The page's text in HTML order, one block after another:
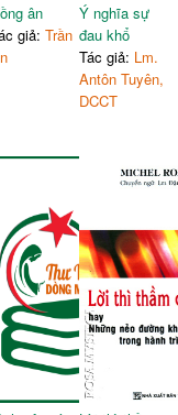
ân
giả: Trần
Ý nghĩa sự
đau khổ
Tác giả: Lm.
Antôn Tuyên,
DCCT